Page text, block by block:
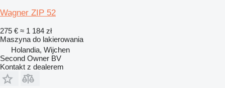
Wagner ZIP 52
275 € ≈ 1 184 zł
Maszyna do lakierowania
Holandia, Wijchen
Second Owner BV
Kontakt z dealerem